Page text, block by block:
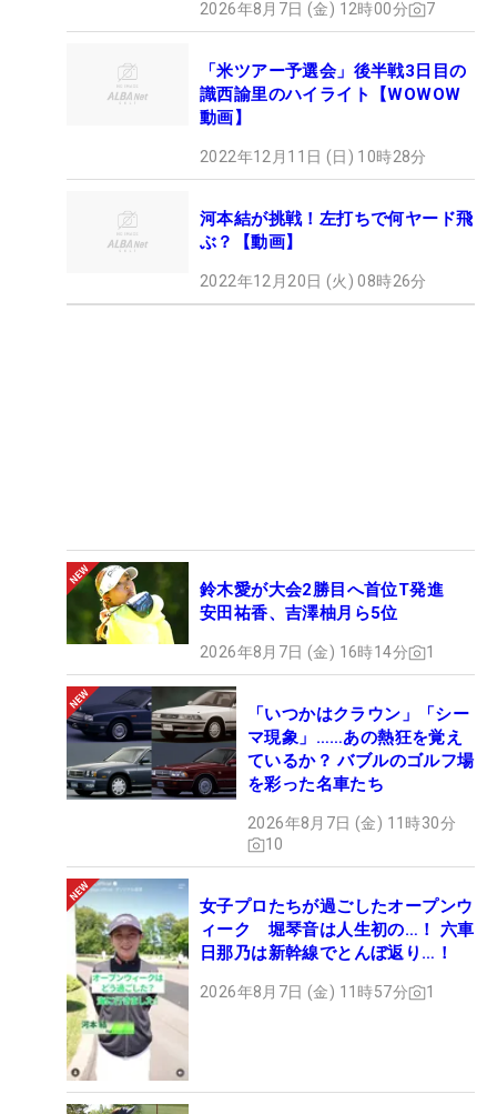
2026年8月7日 (金) 12時00分 7
「米ツアー予選会」後半戦3日目の
識西諭里のハイライト【WOWOW
動画】
2022年12月11日 (日) 10時28分
河本結が挑戦！左打ちで何ヤード飛
ぶ？【動画】
2022年12月20日 (火) 08時26分
鈴木愛が大会2勝目へ首位T発進
安田祐香、吉澤柚月ら5位
2026年8月7日 (金) 16時14分 1
「いつかはクラウン」「シー
マ現象」……あの熱狂を覚え
ているか？ バブルのゴルフ場
を彩った名車たち
2026年8月7日 (金) 11時30分
10
女子プロたちが過ごしたオープンウ
ィーク 堀琴音は人生初の…！ 六車
日那乃は新幹線でとんぼ返り…！
2026年8月7日 (金) 11時57分 1